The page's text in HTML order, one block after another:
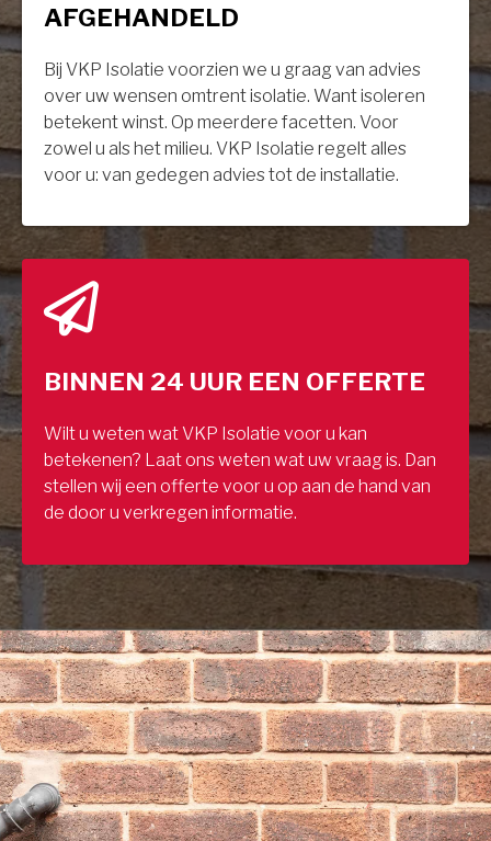
AFGEHANDELD
Bij VKP Isolatie voorzien we u graag van advies
over uw wensen omtrent isolatie. Want isoleren
betekent winst. Op meerdere facetten. Voor
zowel u als het milieu. VKP Isolatie regelt alles
voor u: van gedegen advies tot de installatie.
BINNEN 24 UUR EEN OFFERTE
Wilt u weten wat VKP Isolatie voor u kan
betekenen? Laat ons weten wat uw vraag is. Dan
stellen wij een offerte voor u op aan de hand van
de door u verkregen informatie.